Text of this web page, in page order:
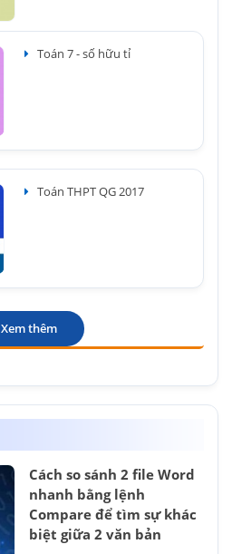
Toán 7 - số hữu tỉ
Toán THPT QG 2017
Xem thêm
Cách so sánh 2 file Word
nhanh bằng lệnh
Compare để tìm sự khác
biệt giữa 2 văn bản